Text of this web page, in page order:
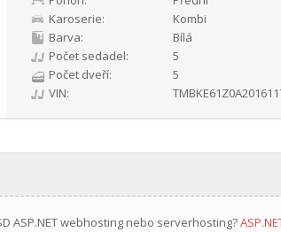
Karoserie:
Kombi
Barva:
Bílá
Počet sedadel:
5
Počet dveří:
5
VIN:
ASP.NET webhosting nebo serverhosting?